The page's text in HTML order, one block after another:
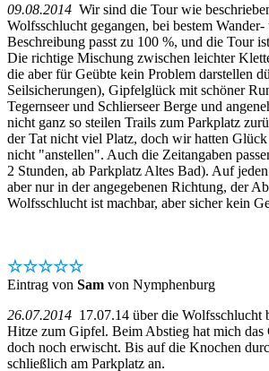
09.08.2014 Wir sind die Tour wie
Wolfsschlucht gegangen, bei bestem
Beschreibung passt zu 100 %, und die Tour
Die richtige Mischung zwischen leichter
die aber für Geübte kein Problem darstellen
Seilsicherungen), Gipfelglück mit schöner
Tegernseer und Schlierseer Berge und
nicht ganz so steilen Trails zum Parkplatz
der Tat nicht viel Platz, doch wir hatten Glück
nicht "anstellen". Auch die Zeitangaben
2 Stunden, ab Parkplatz Altes Bad). Auf
aber nur in der angegebenen Richtung, der
Wolfsschlucht ist machbar, aber sicher kein
☆☆☆☆☆
Eintrag von Sam von Nymphenburg
26.07.2014 17.07.14 über die Wolfsschlucht
Hitze zum Gipfel. Beim Abstieg hat mich
doch noch erwischt. Bis auf die Knochen
schließlich am Parkplatz an.